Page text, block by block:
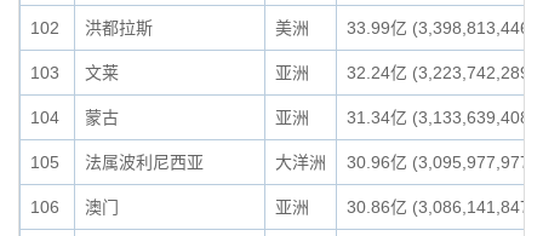
102 洪都拉斯 美洲 33.99亿 (3,398,813,446)
103 文莱 亚洲 32.24亿 (3,223,742,289)
104 蒙古 亚洲 31.34亿 (3,133,639,408)
105 法属波利尼西亚 大洋洲 30.96亿 (3,095,977,977)
106 澳门 亚洲 30.86亿 (3,086,141,847)